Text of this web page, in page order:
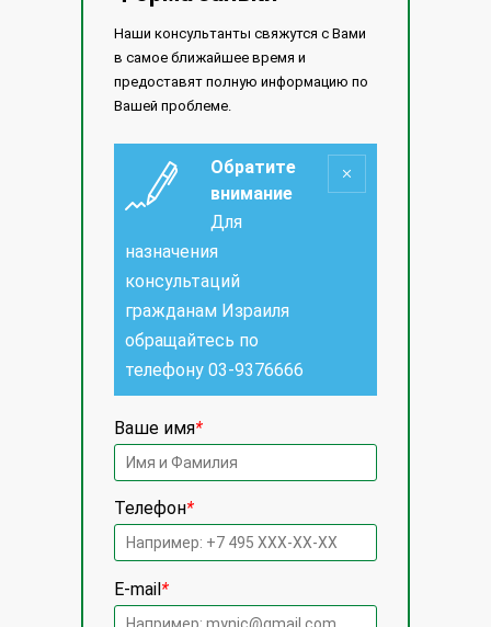
Наши консультанты свяжутся с Вами
в самое ближайшее время и
предоставят полную информацию по
Вашей проблеме.
Обратите
внимание
Для
назначения
консультаций
гражданам Израиля
обращайтесь по
телефону 03-9376666
Ваше имя*
Телефон*
E-mail*